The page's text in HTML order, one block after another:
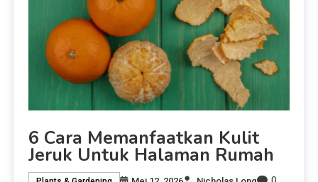
6 Cara Memanfaatkan Kulit
Jeruk Untuk Halaman Rumah